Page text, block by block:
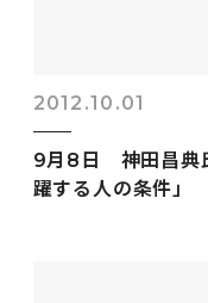
2012.10.01
9月8日 神田昌典
躍する人の条件」